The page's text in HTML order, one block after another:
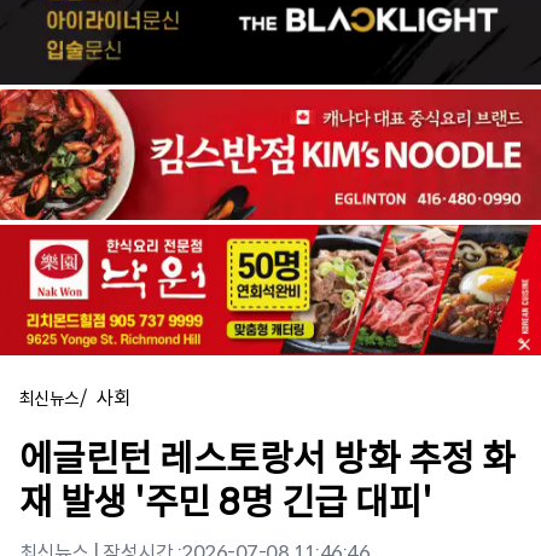
최신뉴스/ 사회
에글린턴 레스토랑서 방화 추정 화
재 발생 '주민 8명 긴급 대피'